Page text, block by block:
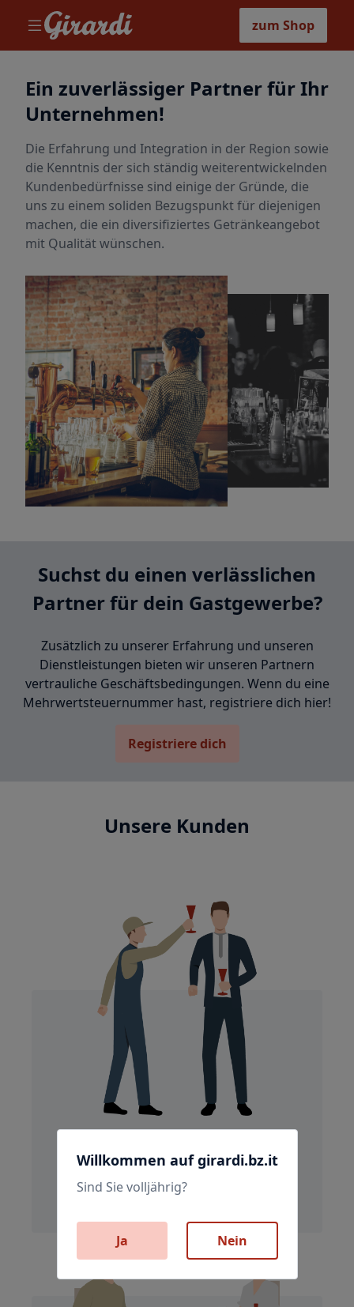
zum Shop
Willkommen auf girardi.bz.it
Sind Sie volljährig?
Ja Nein
Ein zuverlässiger Partner für Ihr
Unternehmen!
Die Erfahrung und Integration in der Region sowie
die Kenntnis der sich ständig weiterentwickelnden
Kundenbedürfnisse sind einige der Gründe, die
uns zu einem soliden Bezugspunkt für diejenigen
machen, die ein diversifiziertes Getränkeangebot
mit Qualität wünschen.
Suchst du einen verlässlichen
Partner für dein Gastgewerbe?
Zusätzlich zu unserer Erfahrung und unseren
Dienstleistungen bieten wir unseren Partnern
vertrauliche Geschäftsbedingungen. Wenn du eine
Mehrwertsteuernummer hast, registriere dich hier!
Registriere dich
Unsere Kunden
Wir liefern Getränke für die
betriebsinterne Bar und Mensa, Büros,